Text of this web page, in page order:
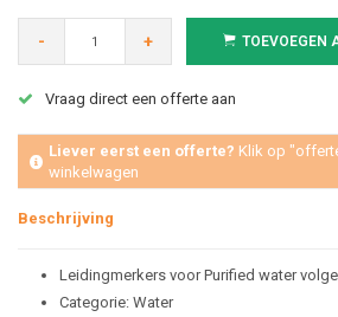
- + TOEVOEGEN
Vraag direct een offerte aan
Liever eerst een offerte? Klik op
winkelwagen
Beschrijving
Leidingmerkers voor Purified water
Categorie: Water